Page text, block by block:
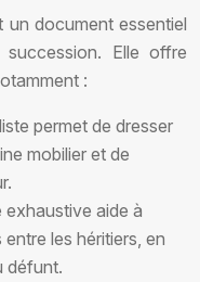
un document essentiel
Elle offre
:
permet de dresser
mobilier et de
exhaustive aide à
les héritiers, en
défunt.